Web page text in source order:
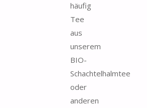
häufig
Tee
aus
unserem
BIO-
Schachtelhalmtee
oder
anderen